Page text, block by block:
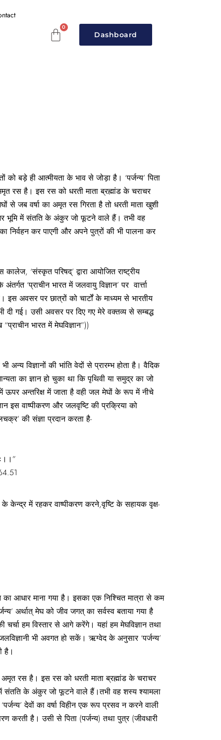
Dashboard
बड़े ही आत्मीयता के भाव से जोड़ा है। ‘पर्जन्य’ पिता
रस है। इस रस को धरती माता ब्रह्मांड के चराचर
से जब वर्षा का अमृत रस गिरता है तो धरती माता खुशी
भूमि में संतति के अंकुर जो फूटने वाले हैं। तभी वह
निर्वहन कर पाएगी और अपने पुत्रों की भी पालना कर
‘संस्कृत परिषद्’ द्वारा आयोजित राष्ट्रीय
अंतर्गत ‘प्राचीन भारत में जलवायु विज्ञान’ पर वार्त्ता
इस अवसर पर छात्रों को चार्टों के माध्यम से भारतीय
दी गई। उसी अवसर पर दिए गए मेरे वक्तव्य से सम्बद्ध
भारत में मेघविज्ञान”))
अन्य विज्ञानों की भांति वेदों से प्रारम्भ होता है। वैदिक
का ज्ञान हो चुका था कि पृथिवी या समुद्र का जो
ऊपर अन्तरिक्ष में जाता है वही जल मेघों के रूप में नीचे
इस वाष्पीकरण और जलवृष्टि की प्रक्रिया को
की संज्ञा प्रदान करता है-
केन्द्र में रहकर वाष्पीकरण करने,वृष्टि के सहायक वृक्ष-
का आधार माना गया है। इसका एक निश्चित मात्रा से कम
अर्थात् मेघ को जीव जगत् का सर्वस्व बताया गया है
चर्चा हम विस्तार से आगे करेंगे। यहां हम मेघविज्ञान तथा
भी अवगत हो सकें। ऋग्वेद के अनुसार ‘पर्जन्य’
है।
अमृत रस है। इस रस को धरती माता ब्रह्मांड के चराचर
संतति के अंकुर जो फूटने वाले हैं।तभी वह शस्य श्यामला
देवों का वर्षा विहीन एक रूप प्रसव न करने वाली
करती है। उसी से पिता (पर्जन्य) तथा पुत्र (जीवधारी